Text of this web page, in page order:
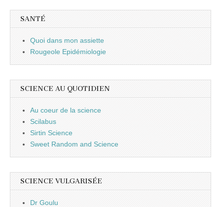
SANTÉ
Quoi dans mon assiette
Rougeole Epidémiologie
SCIENCE AU QUOTIDIEN
Au coeur de la science
Scilabus
Sirtin Science
Sweet Random and Science
SCIENCE VULGARISÉE
Dr Goulu